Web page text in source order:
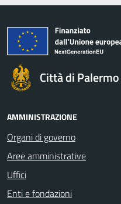
Città di Palermo
AMMINISTRAZIONE
Organi di governo
Aree amministrative
Uffici
Enti e fondazioni